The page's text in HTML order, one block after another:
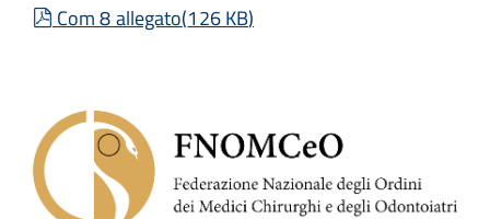
pdf
Com 8 allegato(126 KB)